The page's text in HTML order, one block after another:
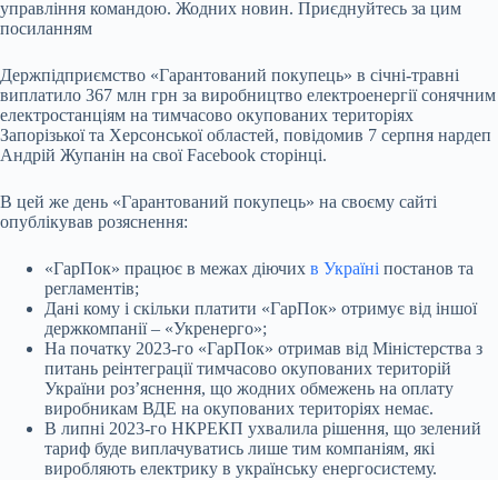
управління командою. Жодних новин. Приєднуйтесь за цим
посиланням
Держпідприємство «Гарантований покупець» в січні-травні
виплатило 367 млн грн за виробництво електроенергії сонячним
електростанціям на тимчасово окупованих територіях
Запорізької та Херсонської областей, повідомив 7 серпня нардеп
Андрій Жупанін на свої Facebook сторінці.
В цей же день «Гарантований покупець» на своєму сайті
опублікував розяснення:
«ГарПок» працює в межах діючих в Україні постанов та
регламентів;
Дані кому і скільки платити «ГарПок» отримує від іншої
держкомпанії – «Укренерго»;
На початку 2023-го «ГарПок» отримав від Міністерства з
питань реінтеграції тимчасово окупованих територій
України роз’яснення, що жодних обмежень на оплату
виробникам ВДЕ на окупованих територіях немає.
В липні 2023-го НКРЕКП ухвалила рішення, що зелений
тариф буде виплачуватись лише тим компаніям, які
виробляють електрику в українську енергосистему.